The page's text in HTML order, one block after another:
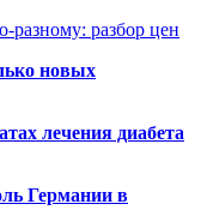
разному: разбор цен
новых
лечения диабета
Германии в